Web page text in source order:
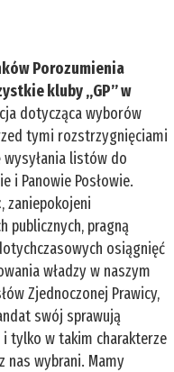
Porozumienia
kluby „GP” w
dotycząca wyborów
tymi rozstrzygnięciami
wysyłania listów do
i Panowie Posłowie.
zaniepokojeni
publicznych, pragną
osiągnięć
władzy w naszym
Zjednoczonej Prawicy,
swój sprawują
tylko w takim charakterze
nas wybrani. Mamy